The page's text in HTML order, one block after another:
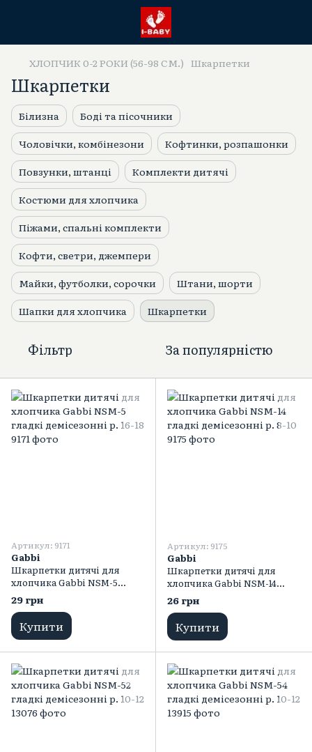
ХЛОПЧИК 0-2 РОКИ (56-98 СМ.) Шкарпетки
Шкарпетки
Білизна
Боді та пісочники
Чоловічки, комбінезони
Кофтинки, розпашонки
Повзунки, штанці
Комплекти дитячі
Костюми для хлопчика
Піжами, спальні комплекти
Кофти, светри, джемпери
Майки, футболки, сорочки
Штани, шорти
Шапки для хлопчика
Шкарпетки
Фільтр За популярністю
Артикул: 9171
Gabbi
Шкарпетки дитячі для
хлопчика Gabbi NSM-5
гладкі демісезонні р. 16-18
29 грн
Купити
Артикул: 9175
Gabbi
Шкарпетки дитячі для
хлопчика Gabbi NSM-14
гладкі демісезонні р. 8-10
26 грн
Купити